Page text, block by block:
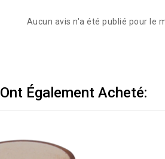
Aucun avis n'a été publié pour le
Également Acheté: